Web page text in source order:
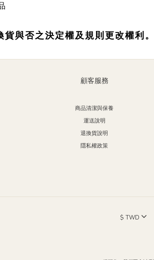
與否之決定權及規則更改權利。
顧客服務
商品清潔與保養
運送說明
退換貨說明
隱私權政策
$ TWD